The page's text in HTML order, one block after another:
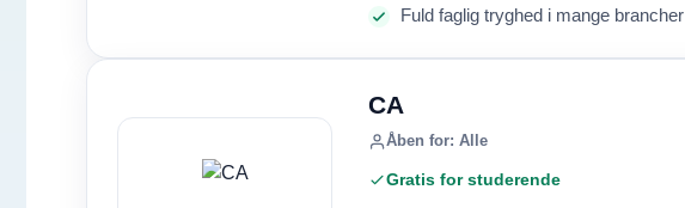
Fuld faglig tryghed i mange brancher
CA
Åben for: Alle
Gratis for studerende